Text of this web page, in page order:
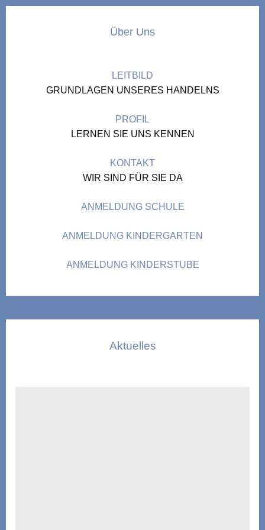
Über Uns
LEITBILD
GRUNDLAGEN UNSERES HANDELNS
PROFIL
LERNEN SIE UNS KENNEN
KONTAKT
WIR SIND FÜR SIE DA
ANMELDUNG SCHULE
ANMELDUNG KINDERGARTEN
ANMELDUNG KINDERSTUBE
Aktuelles